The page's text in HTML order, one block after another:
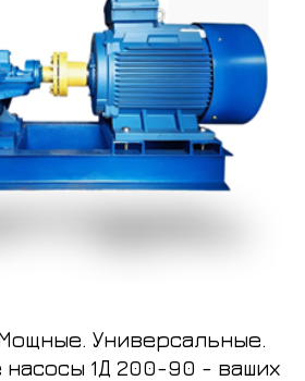
Универсальные.
насосы 1Д 200-90 - ваших